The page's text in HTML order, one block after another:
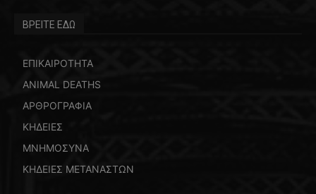
ΒΡΕΙΤΕ ΕΔΩ
ΕΠΙΚΑΙΡΟΤΗΤΑ
ANIMAL DEATHS
ΑΡΘΡΟΓΡΑΦΙΑ
ΚΗΔΕΙΕΣ
ΜΝΗΜΟΣΥΝΑ
ΚΗΔΕΙΕΣ ΜΕΤΑΝΑΣΤΩΝ